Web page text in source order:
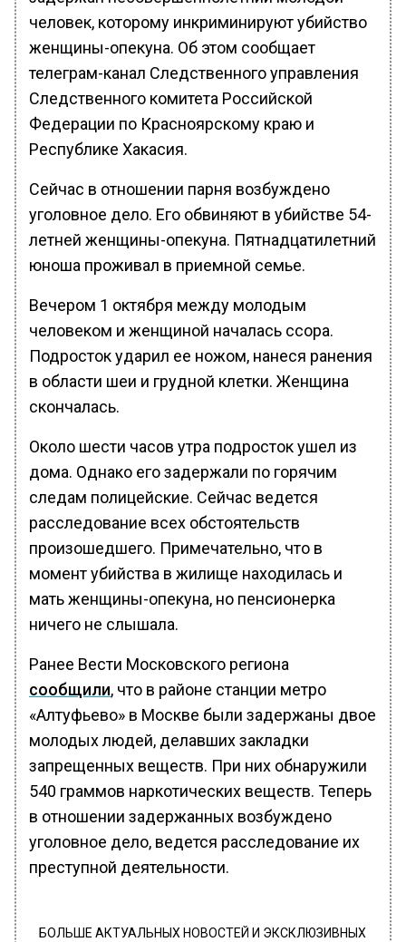
человек, которому инкриминируют убийство
женщины-опекуна. Об этом сообщает
телеграм-канал Следственного управления
Следственного комитета Российской
Федерации по Красноярскому краю и
Республике Хакасия.
Сейчас в отношении парня возбуждено
уголовное дело. Его обвиняют в убийстве 54-
летней женщины-опекуна. Пятнадцатилетний
юноша проживал в приемной семье.
Вечером 1 октября между молодым
человеком и женщиной началась ссора.
Подросток ударил ее ножом, нанеся ранения
в области шеи и грудной клетки. Женщина
скончалась.
Около шести часов утра подросток ушел из
дома. Однако его задержали по горячим
следам полицейские. Сейчас ведется
расследование всех обстоятельств
произошедшего. Примечательно, что в
момент убийства в жилище находилась и
мать женщины-опекуна, но пенсионерка
ничего не слышала.
Ранее Вести Московского региона
сообщили, что в районе станции метро
«Алтуфьево» в Москве были задержаны двое
молодых людей, делавших закладки
запрещенных веществ. При них обнаружили
540 граммов наркотических веществ. Теперь
в отношении задержанных возбуждено
уголовное дело, ведется расследование их
преступной деятельности.
БОЛЬШЕ АКТУАЛЬНЫХ НОВОСТЕЙ И ЭКСКЛЮЗИВНЫХ